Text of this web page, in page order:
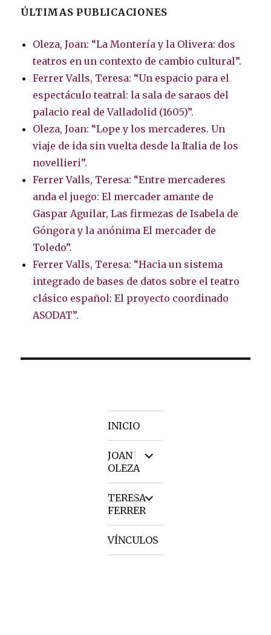
ÚLTIMAS PUBLICACIONES
Oleza, Joan: “La Montería y la Olivera: dos
teatros en un contexto de cambio cultural”.
Ferrer Valls, Teresa: “Un espacio para el
espectáculo teatral: la sala de saraos del
palacio real de Valladolid (1605)”.
Oleza, Joan: “Lope y los mercaderes. Un
viaje de ida sin vuelta desde la Italia de los
novellieri”.
Ferrer Valls, Teresa: “Entre mercaderes
anda el juego: El mercader amante de
Gaspar Aguilar, Las firmezas de Isabela de
Góngora y la anónima El mercader de
Toledo”.
Ferrer Valls, Teresa: “Hacia un sistema
integrado de bases de datos sobre el teatro
clásico español: El proyecto coordinado
ASODAT”.
INICIO
JOAN
OLEZA
expand
child
menu
TERESA
FERRER
expand
child
menu
VÍNCULOS